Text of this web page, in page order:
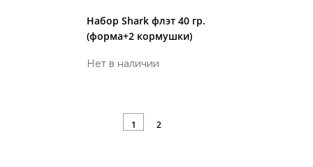
Набор Shark флэт 40 гр.
(форма+2 кормушки)
Нет в наличии
1 2